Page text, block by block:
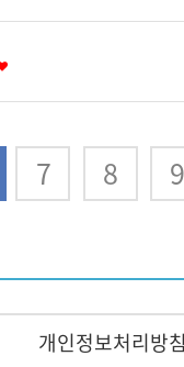
7 8 9
개인정보처리방